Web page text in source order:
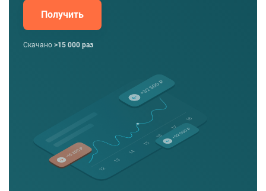
Получить
Скачано >15 000 раз